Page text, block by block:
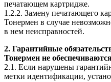
печатающем картридже.
1.2.2. Замену печатающего
Тонермен в случае
в нем неисправностей.
2. Гарантийные
Тонермен не
2.1. Если нарушены
метки идентификации,